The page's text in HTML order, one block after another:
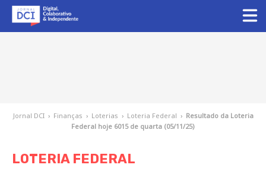
Jornal DCI › Finanças › Loterias › Loteria Federal › Resultado da Loteria
Federal hoje 6015 de quarta (05/11/25)
LOTERIA FEDERAL